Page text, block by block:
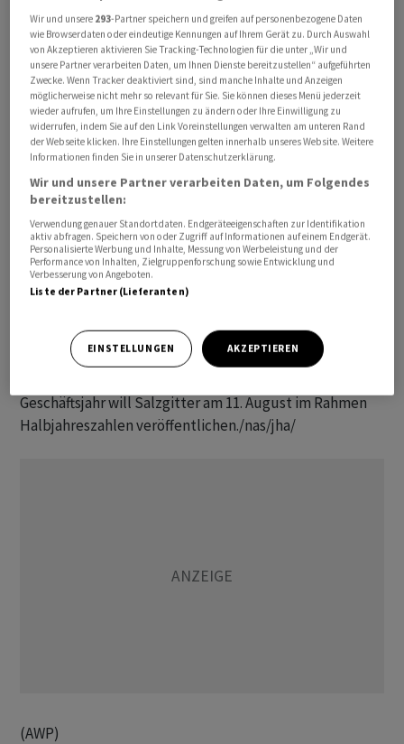
Prozent und die französische Vallourec 20 Prozent. HKM
beschäftigt etwa 3.000 Menschen und produziert bislang
mit zwei Hochöfen Vorprodukte für die Eigentümer.
Thyssenkrupp und Vallourec wollten sich vor dem
Hintergrund der angespannten Stahlkonjunktur schon
seit Längerem aus dem Unternehmen zurückziehen. Im
Raum stand auch eine Schliessung des
Traditionsunternehmens.
Wie bereits bekannt, plant Salzgitter die
Neuaufstellung des Standortes und den Abbau von
2.000 Stellen bis voraussichtlich 2028. Ohne diesen
Schritt hätte Salzgitter die alleinige Übernahme nicht
Die Auswirkungen der HKM-Übernahme auf die
Geschäftsjahr will Salzgitter am 11. August im Rahmen
Halbjahreszahlen veröffentlichen./nas/jha/
(AWP)
Wir und unsere 293-Partner speichern und greifen auf personenbezogene Daten
wie Browserdaten oder eindeutige Kennungen auf Ihrem Gerät zu. Durch Auswahl
von Akzeptieren aktivieren Sie Tracking-Technologien für die unter „Wir und
unsere Partner verarbeiten Daten, um Ihnen Dienste bereitzustellen“ aufgeführten
Zwecke. Wenn Tracker deaktiviert sind, sind manche Inhalte und Anzeigen
möglicherweise nicht mehr so relevant für Sie. Sie können dieses Menü jederzeit
wieder aufrufen, um Ihre Einstellungen zu ändern oder Ihre Einwilligung zu
widerrufen, indem Sie auf den Link Voreinstellungen verwalten am unteren Rand
der Webseite klicken. Ihre Einstellungen gelten innerhalb unseres Website. Weitere
Informationen finden Sie in unserer Datenschutzerklärung.
Wir und unsere Partner verarbeiten Daten, um Folgendes
bereitzustellen:
Verwendung genauer Standortdaten. Endgeräteeigenschaften zur Identifikation
aktiv abfragen. Speichern von oder Zugriff auf Informationen auf einem Endgerät.
Personalisierte Werbung und Inhalte, Messung von Werbeleistung und der
Performance von Inhalten, Zielgruppenforschung sowie Entwicklung und
Verbesserung von Angeboten.
Liste der Partner (Lieferanten)
EINSTELLUNGEN AKZEPTIEREN